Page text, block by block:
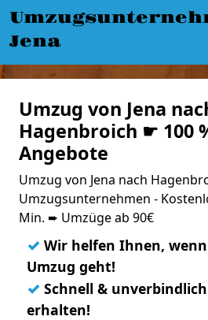
Jena
Umzug von Jena
Hagenbroich ☛ 100
Angebote
Umzug von Jena nach
Umzugsunternehmen -
Min. ➨ Umzüge ab 90€
✓ Wir helfen Ihnen,
Umzug geht!
✓ Schnell &
erhalten!